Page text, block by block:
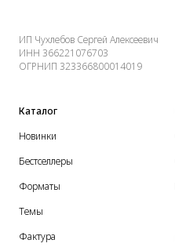
ИП Чухлебов Сергей Алексеевич
ИНН 366221076703
ОГРНИП 323366800014019
Каталог
Новинки
Бестселлеры
Форматы
Темы
Фактура